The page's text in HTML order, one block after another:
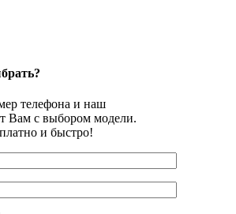
телефона и наш
Вам с выбором модели.
и быстро!